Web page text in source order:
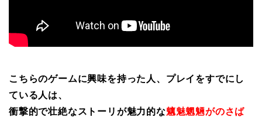
こちらのゲームに興味を持った人、プレイをすでにし
ている人は、
衝撃的で壮絶なストーリが魅力的な魑魅魍魎がのさば